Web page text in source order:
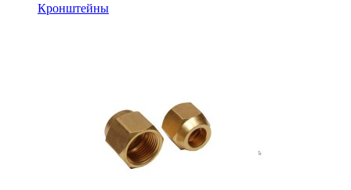
Кронштейны